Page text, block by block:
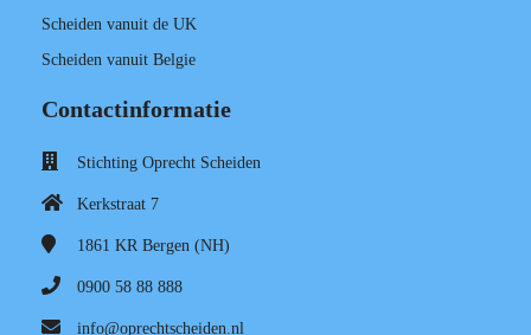
Scheiden vanuit de UK
Scheiden vanuit Belgie
Contactinformatie
Stichting Oprecht Scheiden
Kerkstraat 7
1861 KR Bergen (NH)
0900 58 88 888
info@oprechtscheiden.nl